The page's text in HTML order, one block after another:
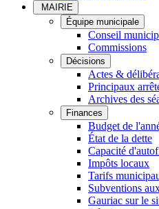
MAIRIE
Équipe municipale
Conseil
Commissions
Décisions
Actes &
Principaux
Archives des
Finances
Budget de
État de la dette
Capacité
Impôts locaux
Tarifs
Subventions
Gauriac sur le